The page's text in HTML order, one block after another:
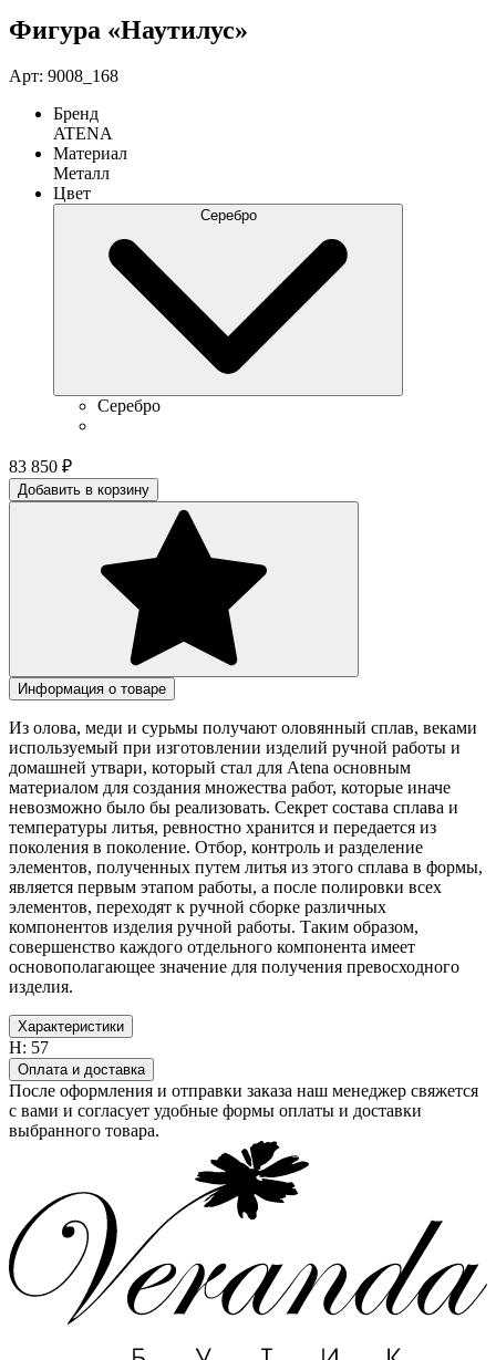
Фигура «Наутилус»
Арт: 9008_168
Бренд
ATENA
Материал
Металл
Цвет
Серебро
Серебро
83 850 ₽
Добавить в корзину
Информация о товаре
Из олова, меди и сурьмы получают оловянный сплав, веками
используемый при изготовлении изделий ручной работы и
домашней утвари, который стал для Atena основным
материалом для создания множества работ, которые иначе
невозможно было бы реализовать. Секрет состава сплава и
температуры литья, ревностно хранится и передается из
поколения в поколение. Отбор, контроль и разделение
элементов, полученных путем литья из этого сплава в формы,
является первым этапом работы, а после полировки всех
элементов, переходят к ручной сборке различных
компонентов изделия ручной работы. Таким образом,
совершенство каждого отдельного компонента имеет
основополагающее значение для получения превосходного
изделия.
Характеристики
H: 57
Оплата и доставка
После оформления и отправки заказа наш менеджер свяжется
с вами и согласует удобные формы оплаты и доставки
выбранного товара.